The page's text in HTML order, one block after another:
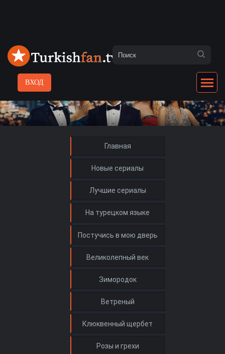
ВХОД
Главная
Новые сериалы
Лучшие сериалы
На турецком языке